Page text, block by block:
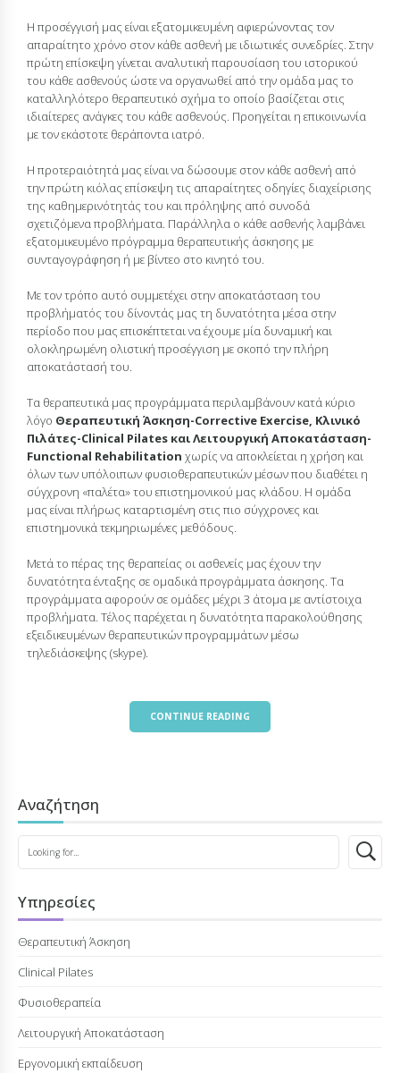
Η προσέγγισή μας είναι εξατομικευμένη αφιερώνοντας τον
απαραίτητο χρόνο στον κάθε ασθενή με ιδιωτικές συνεδρίες. Στην
πρώτη επίσκεψη γίνεται αναλυτική παρουσίαση του ιστορικού
του κάθε ασθενούς ώστε να οργανωθεί από την ομάδα μας το
καταλληλότερο θεραπευτικό σχήμα το οποίο βασίζεται στις
ιδιαίτερες ανάγκες του κάθε ασθενούς. Προηγείται η επικοινωνία
με τον εκάστοτε θεράποντα ιατρό.
Η προτεραιότητά μας είναι να δώσουμε στον κάθε ασθενή από
την πρώτη κιόλας επίσκεψη τις απαραίτητες οδηγίες διαχείρισης
της καθημερινότητάς του και πρόληψης από συνοδά
σχετιζόμενα προβλήματα. Παράλληλα ο κάθε ασθενής λαμβάνει
εξατομικευμένο πρόγραμμα θεραπευτικής άσκησης με
συνταγογράφηση ή με βίντεο στο κινητό του.
Με τον τρόπο αυτό συμμετέχει στην αποκατάσταση του
προβλήματός του δίνοντάς μας τη δυνατότητα μέσα στην
περίοδο που μας επισκέπτεται να έχουμε μία δυναμική και
ολοκληρωμένη ολιστική προσέγγιση με σκοπό την πλήρη
αποκατάστασή του.
Τα θεραπευτικά μας προγράμματα περιλαμβάνουν κατά κύριο
λόγο Θεραπευτική Άσκηση-Corrective Exercise, Κλινικό
Πιλάτες-Clinical Pilates και Λειτουργική Αποκατάσταση-
Functional Rehabilitation χωρίς να αποκλείεται η χρήση και
όλων των υπόλοιπων φυσιοθεραπευτικών μέσων που διαθέτει η
σύγχρονη «παλέτα» του επιστημονικού μας κλάδου. Η ομάδα
μας είναι πλήρως καταρτισμένη στις πιο σύγχρονες και
επιστημονικά τεκμηριωμένες μεθόδους.
Μετά το πέρας της θεραπείας οι ασθενείς μας έχουν την
δυνατότητα ένταξης σε ομαδικά προγράμματα άσκησης. Τα
προγράμματα αφορούν σε ομάδες μέχρι 3 άτομα με αντίστοιχα
προβλήματα. Τέλος παρέχεται η δυνατότητα παρακολούθησης
εξειδικευμένων θεραπευτικών προγραμμάτων μέσω
τηλεδιάσκεψης (skype).
CONTINUE READING
Αναζήτηση
Υπηρεσίες
Θεραπευτική Άσκηση
Clinical Pilates
Φυσιoθεραπεία
Λειτουργική Αποκατάσταση
Εργονομική εκπαίδευση